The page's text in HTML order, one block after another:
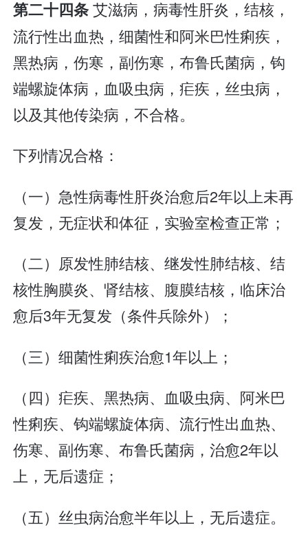
第二十四条艾滋病，病毒性肝炎，结核，
流行性出血热，细菌性和阿米巴性痢疾，
黑热病，伤寒，副伤寒，布鲁氏菌病，钩
端螺旋体病，血吸虫病，疟疾，丝虫病，
以及其他传染病，不合格。
下列情况合格：
（一）急性病毒性肝炎治愈后2年以上未再
复发，无症状和体征，实验室检查正常；
（二）原发性肺结核、继发性肺结核、结
核性胸膜炎、肾结核、腹膜结核，临床治
愈后3年无复发（条件兵除外）；
（三）细菌性痢疾治愈1年以上；
（四）疟疾、黑热病、血吸虫病、阿米巴
性痢疾、钩端螺旋体病、流行性出血热、
伤寒、副伤寒、布鲁氏菌病，治愈2年以
上，无后遗症；
（五）丝虫病治愈半年以上，无后遗症。